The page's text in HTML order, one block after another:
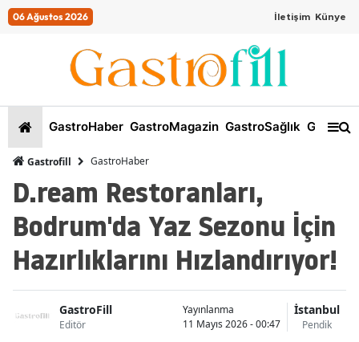
06 Ağustos 2026 İletişim Künye
GastroHaber GastroMagazin GastroSağlık
Gastrofill GastroHaber
D.ream Restoranları,
Bodrum'da Yaz Sezonu İçin
Hazırlıklarını Hızlandırıyor!
GastroFill
Editör
Yayınlanma
11 Mayıs 2026 - 00:47
İstanbul
Pendik